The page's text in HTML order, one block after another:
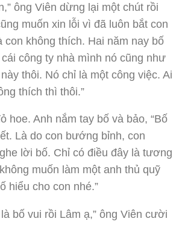
ông Viên dừng lại một chút rồi
muốn xin lỗi vì đã luôn bắt con
con không thích. Hai năm nay bố
công ty nhà mình nó cũng như
thôi. Nó chỉ là một công việc. Ai
thích thì thôi.”
hoe. Anh nắm tay bố và bảo, “Bố
Là do con bướng bỉnh, con
lời bố. Chỉ có điều đây là tương
muốn làm một anh thủ quỹ
hiểu cho con nhé.”
bố vui rồi Lâm ạ,” ông Viên cười